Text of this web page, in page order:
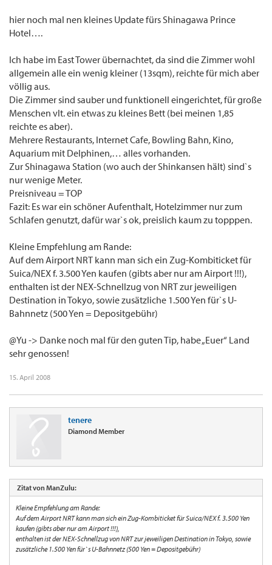
hier noch mal nen kleines Update fürs Shinagawa Prince
Hotel….
Ich habe im East Tower übernachtet, da sind die Zimmer wohl
allgemein alle ein wenig kleiner (13sqm), reichte für mich aber
völlig aus.
Die Zimmer sind sauber und funktionell eingerichtet, für große
Menschen vlt. ein etwas zu kleines Bett (bei meinen 1,85
reichte es aber).
Mehrere Restaurants, Internet Cafe, Bowling Bahn, Kino,
Aquarium mit Delphinen,… alles vorhanden.
Zur Shinagawa Station (wo auch der Shinkansen hält) sind`s
nur wenige Meter.
Preisniveau = TOP
Fazit: Es war ein schöner Aufenthalt, Hotelzimmer nur zum
Schlafen genutzt, dafür war`s ok, preislich kaum zu topppen.
Kleine Empfehlung am Rande:
Auf dem Airport NRT kann man sich ein Zug-Kombiticket für
Suica/NEX f. 3.500 Yen kaufen (gibts aber nur am Airport !!!),
enthalten ist der NEX-Schnellzug von NRT zur jeweiligen
Destination in Tokyo, sowie zusätzliche 1.500 Yen für`s U-
Bahnnetz (500 Yen = Depositgebühr)
@Yu -> Danke noch mal für den guten Tip, habe „Euer“ Land
sehr genossen!
15. April 2008
tenere
Diamond Member
Zitat von ManZulu:
Kleine Empfehlung am Rande:
Auf dem Airport NRT kann man sich ein Zug-Kombiticket für Suica/NEX f. 3.500 Yen
kaufen (gibts aber nur am Airport !!!),
enthalten ist der NEX-Schnellzug von NRT zur jeweiligen Destination in Tokyo, sowie
zusätzliche 1.500 Yen für`s U-Bahnnetz (500 Yen = Depositgebühr)